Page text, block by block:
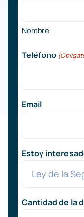
Nombre
Teléfono
Email
Estoy
Cantidad de la